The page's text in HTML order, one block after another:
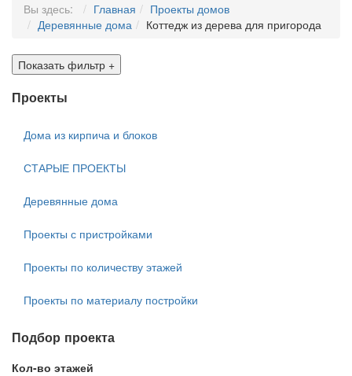
Вы здесь: Главная
Проекты домов
Деревянные дома
Коттедж из дерева для пригорода
Показать фильтр +
Проекты
Дома из кирпича и блоков
СТАРЫЕ ПРОЕКТЫ
Деревянные дома
Проекты с пристройками
Проекты по количеству этажей
Проекты по материалу постройки
Подбор проекта
Кол-во этажей